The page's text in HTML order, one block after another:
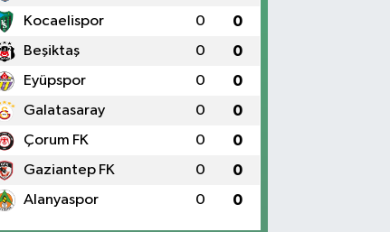
Kocaelispor 0 0
Beşiktaş 0 0
Eyüpspor 0 0
Galatasaray 0 0
Çorum FK 0 0
Gaziantep FK 0 0
Alanyaspor 0 0